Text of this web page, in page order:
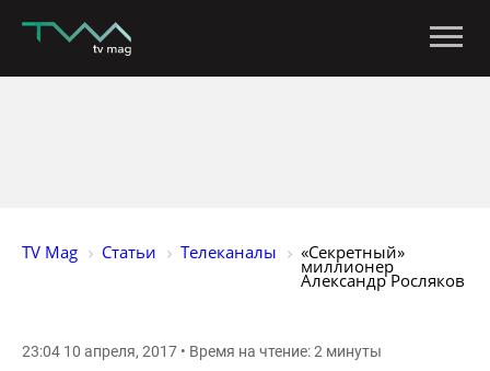
TV Mag Статьи Телеканалы «Секретный»
миллионер
Александр Росляков
23:04 10 апреля, 2017 • Время на чтение: 2 минуты